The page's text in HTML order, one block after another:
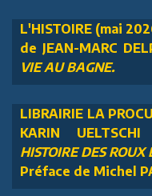
L'HISTOIRE (mai
de JEAN-MARC
VIE AU BAGNE.
LIBRAIRIE LA
KARIN
HISTOIRE DES ROUX
Préface de Michel